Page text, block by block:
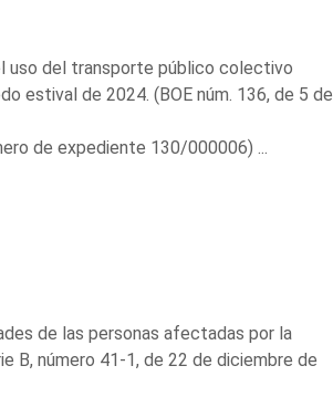
uso del transporte público colectivo
estival de 2024. (BOE núm. 136, de 5 de
de expediente 130/000006) ...
de las personas afectadas por la
B, número 41-1, de 22 de diciembre de